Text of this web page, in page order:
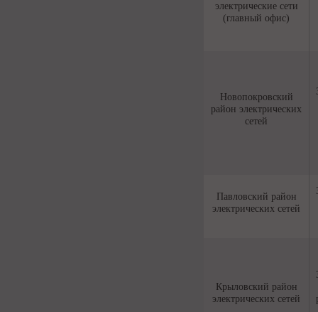
электрические сети
(главный офис)
Новопокровский
район электрических
сетей
Павловский район
электрических сетей
Крыловский район
электрических сетей